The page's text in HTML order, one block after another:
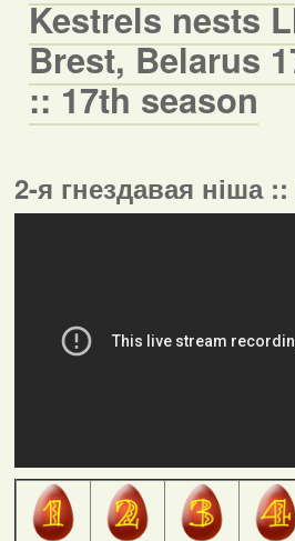
Kestrels nests
Brest, Belarus
:: 17th season
2-я гнездавая ніша